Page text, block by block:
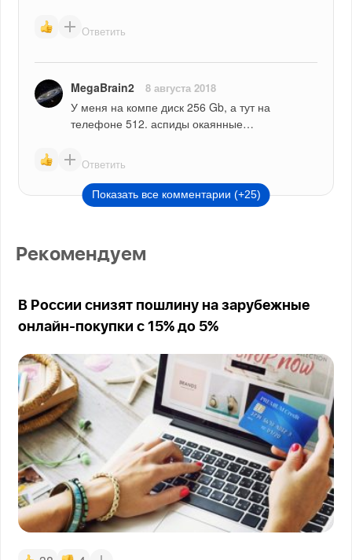
Ответить
MegaBrain2 8 августа 2018
У меня на компе диск 256 Gb, а тут на
телефоне 512. аспиды окаянные…
Ответить
Показать все комментарии (+25)
Рекомендуем
В России снизят пошлину на зарубежные
онлайн-покупки с 15% до 5%